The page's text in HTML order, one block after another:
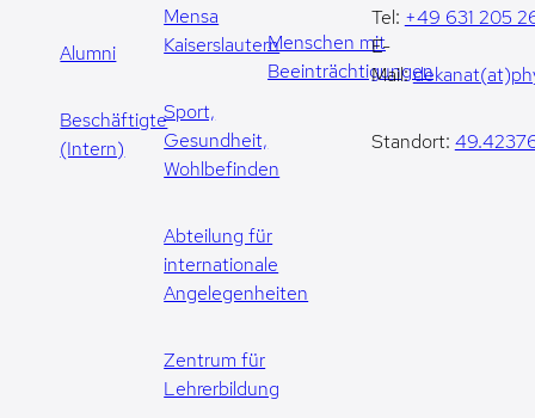
Alumni
Beschäftigte
(Intern)
Mensa
Kaiserslautern
Sport,
Gesundheit,
Wohlbefinden
Abteilung für
internationale
Angelegenheiten
Zentrum für
Lehrerbildung
Menschen mit
Beeinträchtigungen
Tel: +49 631 205
E-
Mail:
Standort: